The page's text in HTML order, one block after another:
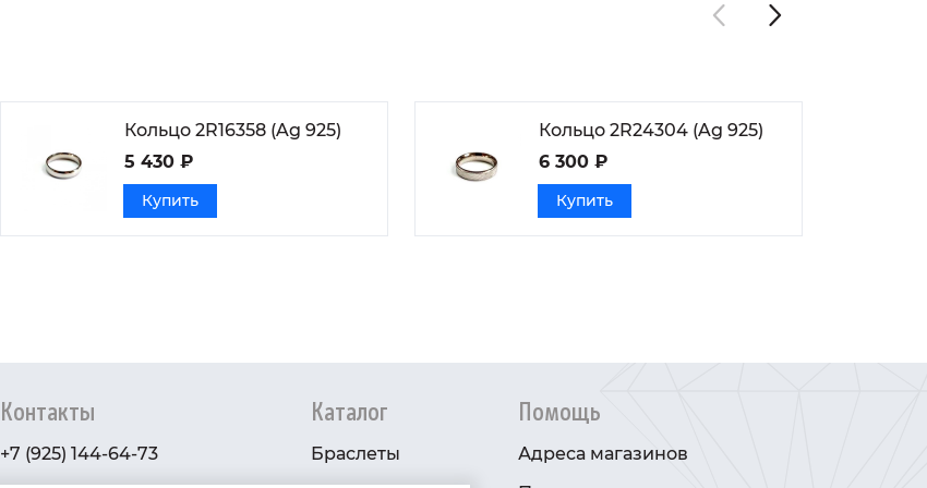
Кольцо 2R16358 (Ag 925)
5 430 ₽
Купить
Кольцо 2R24304 (Ag 925)
6 300 ₽
Купить
Контакты
+7 (925) 144-64-73
Каталог
Браслеты
Помощь
Адреса магазинов